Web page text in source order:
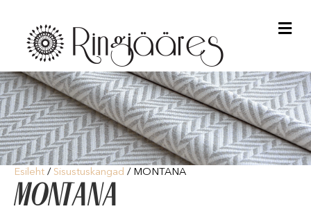
Esileht / Sisustuskangad / MONTANA
MONTANA